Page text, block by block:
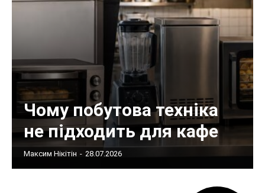
Чому побутова техніка
не підходить для кафе
Максим Нікітін - 28.07.2026